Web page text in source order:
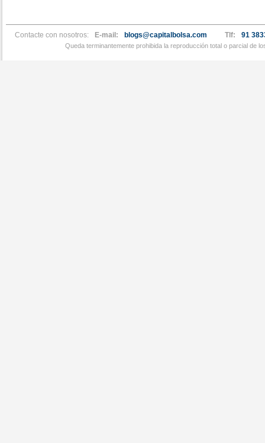
Contacte con nosotros: E-mail: blogs@capitalbolsa.com Tlf: 91
Queda terminantemente prohibida la reproducción total o parcial de